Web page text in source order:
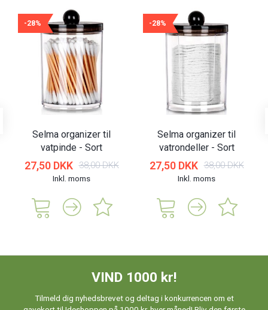
-28%
Selma organizer til
vatpinde - Sort
27,50 DKK 38,00 DKK
Inkl. moms
-28%
Selma organizer til
vatrondeller - Sort
27,50 DKK 38,00 DKK
Inkl. moms
VIND 1000 kr!
Tilmeld dig nyhedsbrevet og deltag i konkurrencen om et